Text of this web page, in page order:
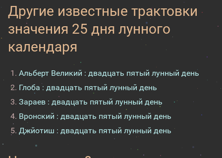
Другие известные трактовки
значения 25 дня лунного
календаря
Альберт Великий : двадцать пятый лунный день
Глоба : двадцать пятый лунный день
Зараев : двадцать пятый лунный день
Вронский : двадцать пятый лунный день
Джйотиш : двадцать пятый лунный день